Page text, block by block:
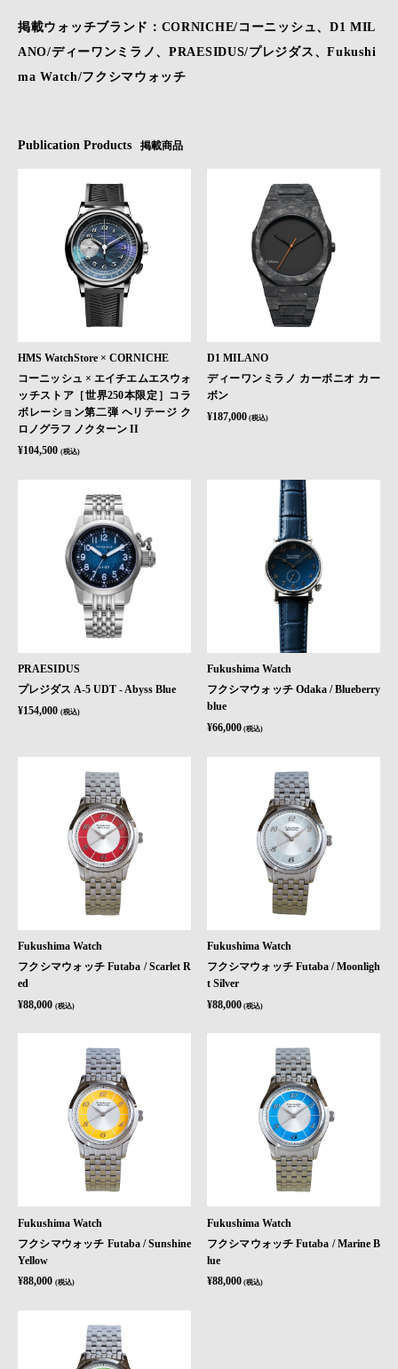
掲載ウォッチブランド：CORNICHE/コーニッシュ、D1 MIL
ANO/ディーワンミラノ、PRAESIDUS/プレジダス、Fukushi
ma Watch/フクシマウォッチ
Publication Products 掲載商品
HMS WatchStore × CORNICHE
コーニッシュ × エイチエムエスウォ
ッチストア［世界250本限定］コラ
ボレーション第二弾 ヘリテージ ク
ロノグラフ ノクターン II
¥104,500 (税込)
D1 MILANO
ディーワンミラノ カーボニオ カー
ボン
¥187,000 (税込)
PRAESIDUS
プレジダス A-5 UDT - Abyss Blue
¥154,000 (税込)
Fukushima Watch
フクシマウォッチ Odaka / Blueberry
blue
¥66,000 (税込)
Fukushima Watch
フクシマウォッチ Futaba / Scarlet R
ed
¥88,000 (税込)
Fukushima Watch
フクシマウォッチ Futaba / Moonligh
t Silver
¥88,000 (税込)
Fukushima Watch
フクシマウォッチ Futaba / Sunshine
Yellow
¥88,000 (税込)
Fukushima Watch
フクシマウォッチ Futaba / Marine B
lue
¥88,000 (税込)